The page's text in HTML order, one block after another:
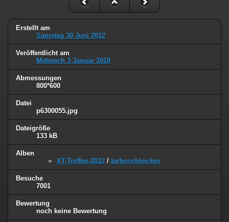
Erstellt am
Samstag 30 Juni 2012
Veröffentlicht am
Mittwoch 3 Januar 2018
Abmessungen
800*600
Datei
p6300055.jpg
Dateigröße
133 kB
Alben
XT-Treffen-2012 / turboschleicher
Besuche
7001
Bewertung
noch keine Bewertung